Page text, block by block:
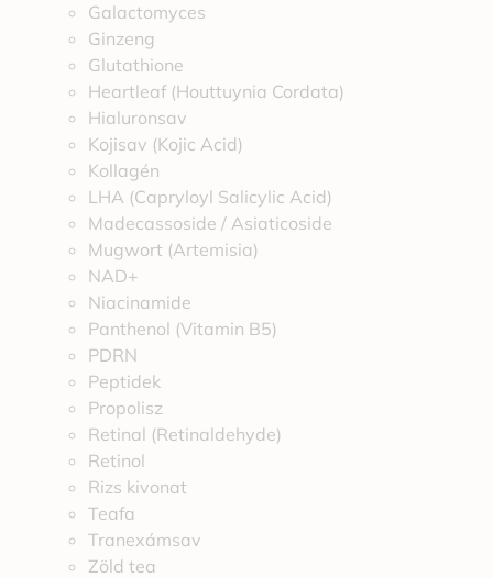
Galactomyces
Ginzeng
Glutathione
Heartleaf (Houttuynia Cordata)
Hialuronsav
Kojisav (Kojic Acid)
Kollagén
LHA (Capryloyl Salicylic Acid)
Madecassoside / Asiaticoside
Mugwort (Artemisia)
NAD+
Niacinamide
Panthenol (Vitamin B5)
PDRN
Peptidek
Propolisz
Retinal (Retinaldehyde)
Retinol
Rizs kivonat
Teafa
Tranexámsav
Zöld tea